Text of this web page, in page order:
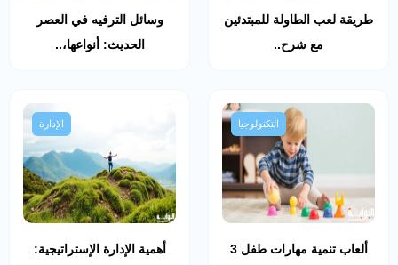
طريقة لعب الطاولة للمبتدئين
مع شرح..
وسائل الترفيه في العصر
الحديث: أنواعها،..
التكنولوجيا
ألعاب تنمية مهارات طفل 3
الإدارة
أهمية الإدارة الإستراتيجية: